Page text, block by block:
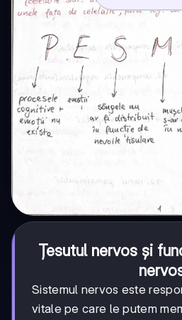
Țesutul nervos și
Sistemul nervos este
vitale pe care le putem